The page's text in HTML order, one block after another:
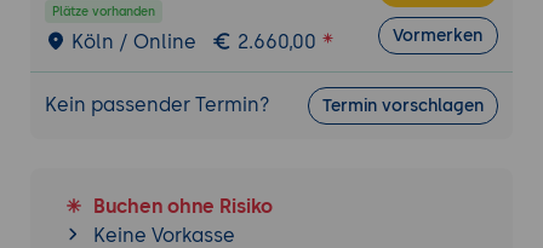
Plätze vorhanden
Köln / Online 2.660,00 Vormerken
Kein passender Termin? Termin vorschlagen
Buchen ohne Risiko
Keine Vorkasse